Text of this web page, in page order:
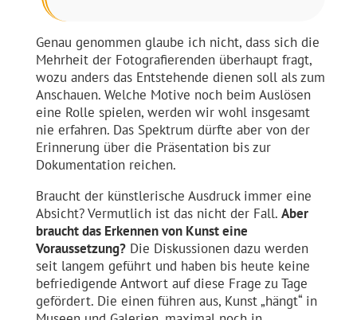
Genau genommen glaube ich nicht, dass sich die
Mehrheit der Fotografierenden überhaupt fragt,
wozu anders das Entstehende dienen soll als zum
Anschauen. Welche Motive noch beim Auslösen
eine Rolle spielen, werden wir wohl insgesamt
nie erfahren. Das Spektrum dürfte aber von der
Erinnerung über die Präsentation bis zur
Dokumentation reichen.
Braucht der künstlerische Ausdruck immer eine
Absicht? Vermutlich ist das nicht der Fall. Aber
braucht das Erkennen von Kunst eine
Voraussetzung?Die Diskussionen dazu werden
seit langem geführt und haben bis heute keine
befriedigende Antwort auf diese Frage zu Tage
gefördert. Die einen führen aus, Kunst „hängt“ in